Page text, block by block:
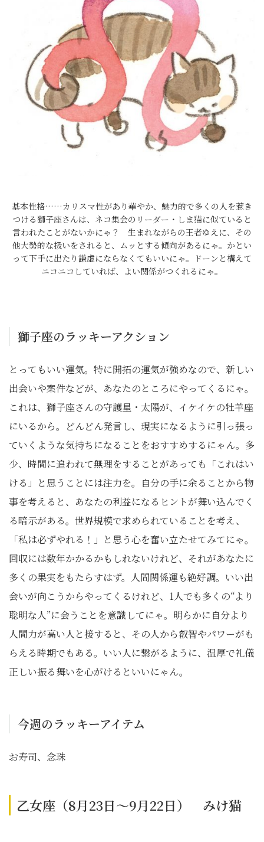
基本性格……カリスマ性があり華やか、魅力的で多くの人を惹き
つける獅子座さんは、ネコ集会のリーダー・しま猫に似ていると
言われたことがないかにゃ？ 生まれながらの王者ゆえに、その
他大勢的な扱いをされると、ムッとする傾向があるにゃ。かとい
って下手に出たり謙虚にならなくてもいいにゃ。ドーンと構えて
ニコニコしていれば、よい関係がつくれるにゃ。
獅子座のラッキーアクション
とってもいい運気。特に開拓の運気が強めなので、新しい
出会いや案件などが、あなたのところにやってくるにゃ。
これは、獅子座さんの守護星・太陽が、イケイケの牡羊座
にいるから。どんどん発言し、現実になるように引っ張っ
ていくような気持ちになることをおすすめするにゃん。多
少、時間に追われて無理をすることがあっても「これはい
ける」と思うことには注力を。自分の手に余ることから物
事を考えると、あなたの利益になるヒントが舞い込んでく
る暗示がある。世界規模で求められていることを考え、
「私は必ずやれる！」と思う心を奮い立たせてみてにゃ。
回収には数年かかるかもしれないけれど、それがあなたに
多くの果実をもたらすはず。人間関係運も絶好調。いい出
会いが向こうからやってくるけれど、 1人でも多くの“より
聡明な人”に会うことを意識してにゃ。明らかに自分より
人間力が高い人と接すると、その人から叡智やパワーがも
らえる時期でもある。いい人に繋がるように、温厚で礼儀
正しい振る舞いを心がけるといいにゃん。
今週のラッキーアイテム
お寿司、念珠
乙女座（8月23日～9月22日） みけ猫